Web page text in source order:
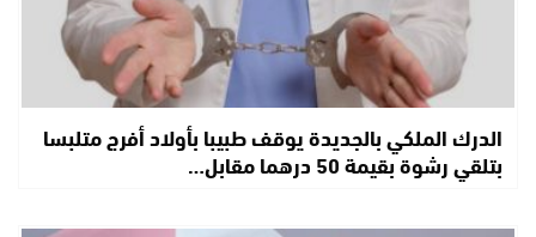
الدرك الملكي بالجديدة يوقف طبيبا بأولاد أفرج متلبسا
بتلقي رشوة بقيمة 50 درهما مقابل…